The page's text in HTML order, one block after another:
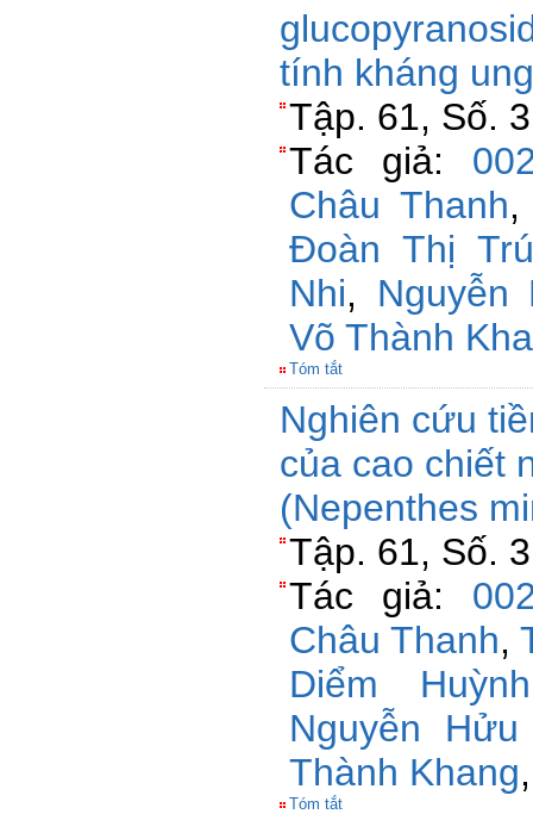
tính kháng
Tập. 61, Số.
Tác giả:
Châu Thanh
Đoàn Thị
Nhi, Nguyễn
Võ Thành
Tóm tắt
Nghiên cứu
của cao chiết
(Nepenthes
Tập. 61, Số.
Tác giả:
Châu Thanh,
Diểm Huỳnh
Nguyễn Hửu
Thành Khang
Tóm tắt